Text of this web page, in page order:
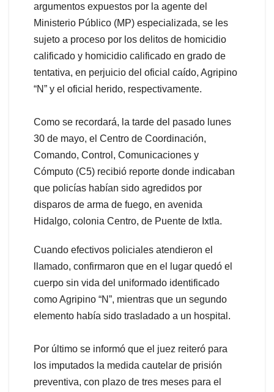
argumentos expuestos por la agente del
Ministerio Público (MP) especializada, se les
sujeto a proceso por los delitos de homicidio
calificado y homicidio calificado en grado de
tentativa, en perjuicio del oficial caído, Agripino
“N” y el oficial herido, respectivamente.
Como se recordará, la tarde del pasado lunes
30 de mayo, el Centro de Coordinación,
Comando, Control, Comunicaciones y
Cómputo (C5) recibió reporte donde indicaban
que policías habían sido agredidos por
disparos de arma de fuego, en avenida
Hidalgo, colonia Centro, de Puente de Ixtla.
Cuando efectivos policiales atendieron el
llamado, confirmaron que en el lugar quedó el
cuerpo sin vida del uniformado identificado
como Agripino “N”, mientras que un segundo
elemento había sido trasladado a un hospital.
Por último se informó que el juez reiteró para
los imputados la medida cautelar de prisión
preventiva, con plazo de tres meses para el